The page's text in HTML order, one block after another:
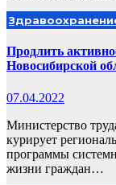
Продлить
Новосибирской
07.04.2022
Министерство
курирует
программы
жизни граждан…